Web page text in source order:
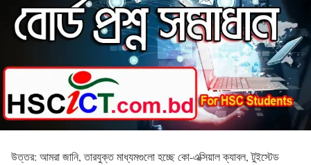
উত্তর: আমরা জানি, তারযুক্ত মাধ্যমগুলো হচ্ছে কো-এক্সিয়াল ক্যাবল, টুইস্টেড